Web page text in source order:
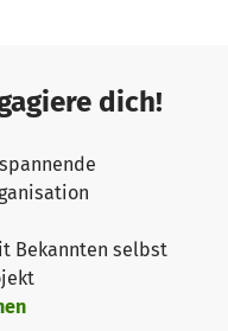
gegebenenfalls
vermittelt, um
schaffen. In den
Ziel, durch
so viele
Dies ist in
Durchschnitt
auf unseren
Knapp 12.000
dich!
Bekannten selbst